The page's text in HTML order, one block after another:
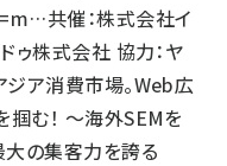
共催：株式会社イ
ゥ株式会社 協力：ヤ
ジア消費市場。Web広
掴む！ ～海外SEMを
大の集客力を誇る